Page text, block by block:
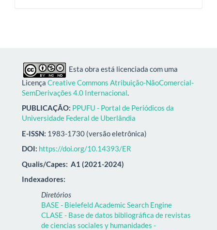
Esta obra está licenciada com uma
Licença Creative Commons Atribuição-NãoComercial-
SemDerivações 4.0 Internacional.
PUBLICAÇÃO: PPUFU - Portal de Periódicos da
Universidade Federal de Uberlândia
E-ISSN: 1983-1730 (versão eletrônica)
DOI: https://doi.org/10.14393/ER
Qualis/Capes: A1 (2021-2024)
Indexadores:
Diretórios
BASE - Bielefeld Academic Search Engine
CLASE - Base de datos bibliográfica de revistas
de ciencias sociales y humanidades -